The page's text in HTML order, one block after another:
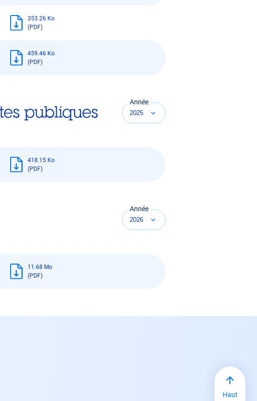
353.26 Ko
(PDF)
459.46 Ko
(PDF)
publiques
Année
418.15 Ko
(PDF)
Année
11.68 Mo
(PDF)
Haut